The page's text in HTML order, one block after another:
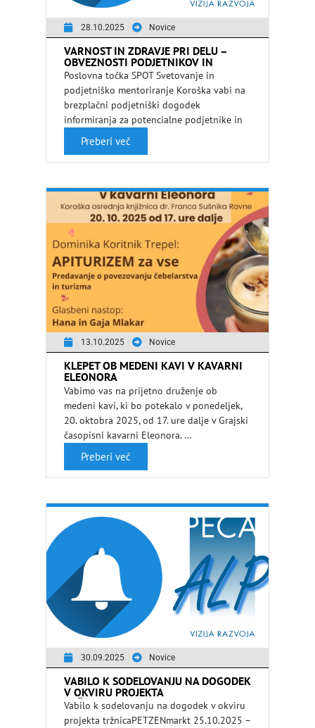
28.10.2025 Novice
VARNOST IN ZDRAVJE PRI DELU –
OBVEZNOSTI PODJETNIKOV IN
SAMOZAPOSLENIH
Poslovna točka SPOT Svetovanje in
podjetniško mentoriranje Koroška vabi na
brezplačni podjetniški dogodek
informiranja za potencialne podjetnike in
delujoča podjetja na temo varnosti in …
Preberi več
13.10.2025 Novice
KLEPET OB MEDENI KAVI V KAVARNI
ELEONORA
Vabimo vas na prijetno druženje ob
medeni kavi, ki bo potekalo v ponedeljek,
20. oktobra 2025, od 17. ure dalje v Grajski
časopisni kavarni Eleonora. …
Preberi več
30.09.2025 Novice
VABILO K SODELOVANJU NA DOGODEK
V OKVIRU PROJEKTA
TRŽNICAPETZENMARKT 25.10.2025 –
ORGANIZACIJE
Vabilo k sodelovanju na dogodek v okviru
projekta tržnicaPETZENmarkt 25.10.2025 –